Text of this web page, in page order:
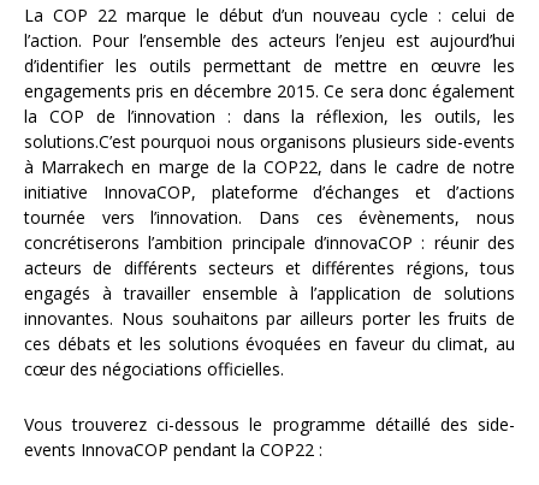
La COP 22 marque le début d’un nouveau cycle : celui de
l’action. Pour l’ensemble des acteurs l’enjeu est aujourd’hui
d’identifier les outils permettant de mettre en œuvre les
engagements pris en décembre 2015. Ce sera donc également
la COP de l’innovation : dans la réflexion, les outils, les
solutions.C’est pourquoi nous organisons plusieurs side-events
à Marrakech en marge de la COP22, dans le cadre de notre
initiative InnovaCOP, plateforme d’échanges et d’actions
tournée vers l’innovation. Dans ces évènements, nous
concrétiserons l’ambition principale d’innovaCOP : réunir des
acteurs de différents secteurs et différentes régions, tous
engagés à travailler ensemble à l’application de solutions
innovantes. Nous souhaitons par ailleurs porter les fruits de
ces débats et les solutions évoquées en faveur du climat, au
cœur des négociations officielles.
Vous trouverez ci-dessous le programme détaillé des side-
events InnovaCOP pendant la COP22 :